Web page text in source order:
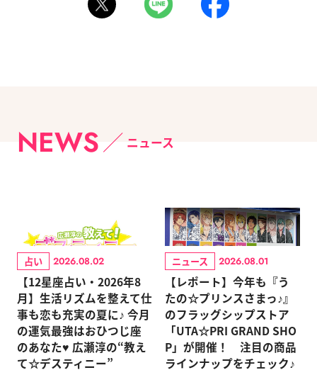
NEWS ニュース
占い 2026.08.02
【12星座占い・2026年8
月】生活リズムを整えて仕
事も恋も充実の夏に♪ 今月
の運気最強はおひつじ座
のあなた♥ 広瀬淳の“教え
て☆デスティニー”
ニュース 2026.08.01
【レポート】今年も『う
たの☆プリンスさまっ♪』
のフラッグシップストア
「UTA☆PRI GRAND SHO
P」が開催！ 注目の商品
ラインナップをチェック♪